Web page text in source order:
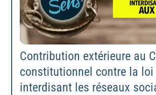
Contribution extérieure au
constitutionnel contre la loi
interdisant les réseaux